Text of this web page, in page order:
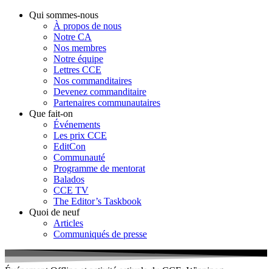
Qui sommes-nous
À propos de nous
Notre CA
Nos membres
Notre équipe
Lettres CCE
Nos commanditaires
Devenez commanditaire
Partenaires communautaires
Que fait-on
Événements
Les prix CCE
EditCon
Communauté
Programme de mentorat
Balados
CCE TV
The Editor’s Taskbook
Quoi de neuf
Articles
Communiqués de presse